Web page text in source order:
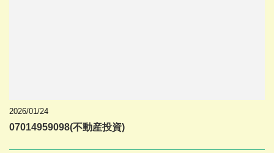
2026/01/24
07014959098(不動産投資)